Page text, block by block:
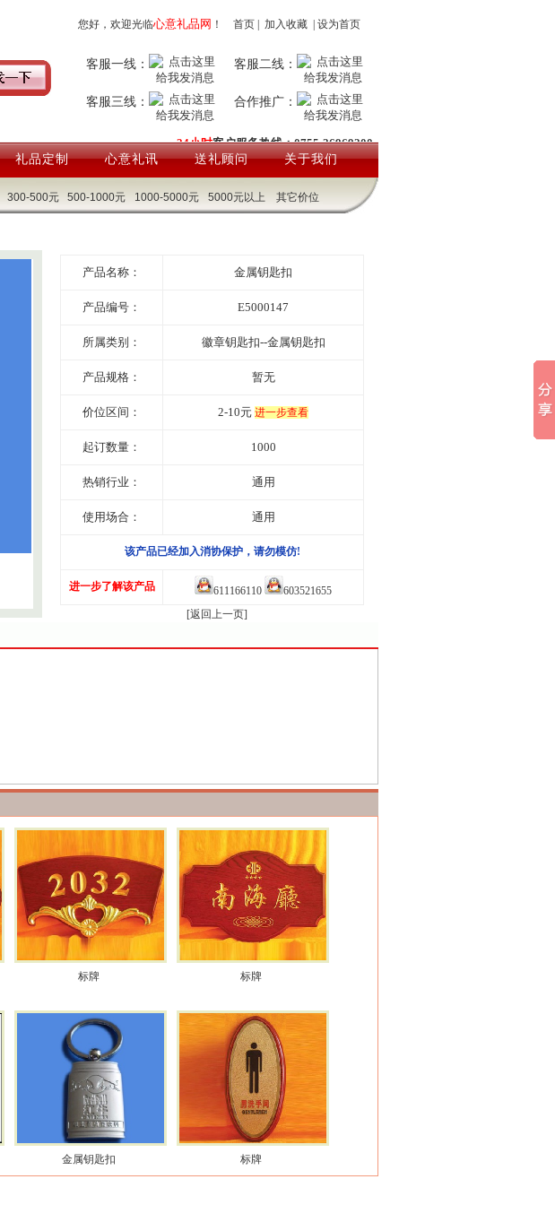
您好，欢迎光临心意礼品网 ！ 首页 加入收藏 设为首页
客服一线： 客服二线：
客服三线： 合作推广：
24小时客户服务热线：0755-26969200
礼品定制 心意礼讯 送礼顾问 关于我们
300-500元 500-1000元 1000-5000元 5000元以上 其它价位
产品名称： 金属钥匙扣
产品编号： E5000147
所属类别： 徽章钥匙扣--金属钥匙扣
产品规格： 暂无
价位区间： 2-10元 进一步查看
起订数量： 1000
热销行业： 通用
使用场合： 通用
该产品已经加入消协保护，请勿模仿!
进一步了解该产品 611166110
603521655
[返回上一页]
标牌 标牌
金属钥匙扣 标牌